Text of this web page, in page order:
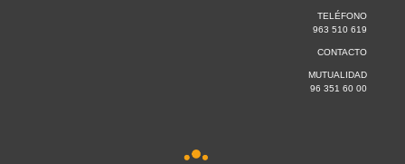
TELÉFONO
963 510 619
CONTACTO
MUTUALIDAD
96 351 60 00